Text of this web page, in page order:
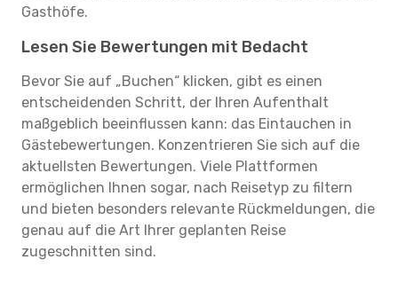
Gasthöfe.
Lesen Sie Bewertungen mit Bedacht
Bevor Sie auf „Buchen“ klicken, gibt es einen
entscheidenden Schritt, der Ihren Aufenthalt
maßgeblich beeinflussen kann: das Eintauchen in
Gästebewertungen. Konzentrieren Sie sich auf die
aktuellsten Bewertungen. Viele Plattformen
ermöglichen Ihnen sogar, nach Reisetyp zu filtern
und bieten besonders relevante Rückmeldungen, die
genau auf die Art Ihrer geplanten Reise
zugeschnitten sind.